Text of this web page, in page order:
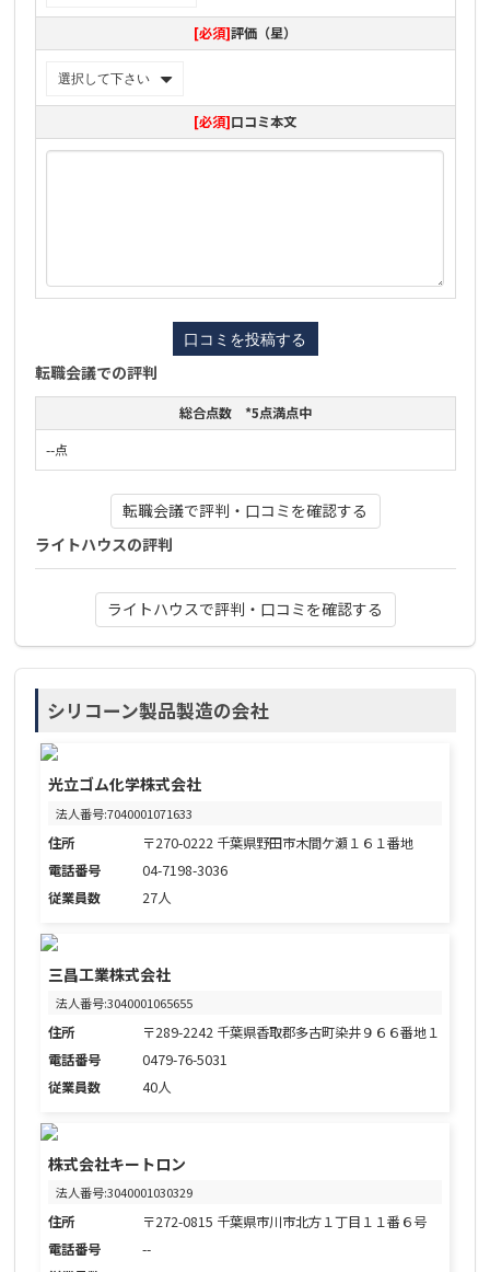
[必須]評価（星）
[必須]口コミ本文
転職会議での評判
総合点数 *5点満点中
--点
転職会議で評判・口コミを確認する
ライトハウスの評判
ライトハウスで評判・口コミを確認する
シリコーン製品製造の会社
光立ゴム化学株式会社
法人番号:7040001071633
住所
〒270-0222 千葉県野田市木間ケ瀬１６１番地
電話番号
04-7198-3036
従業員数
27人
三昌工業株式会社
法人番号:3040001065655
住所
〒289-2242 千葉県香取郡多古町染井９６６番地１
電話番号
0479-76-5031
従業員数
40人
株式会社キートロン
法人番号:3040001030329
住所
〒272-0815 千葉県市川市北方１丁目１１番６号
電話番号
--